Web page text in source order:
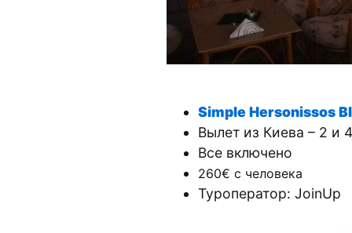
Simple Hersonissos
Вылет из Киева – 2 и
Все включено
260€ с человека
Туроператор: JoinUp